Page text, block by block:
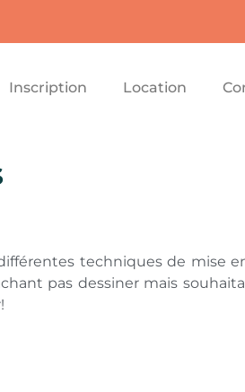
Inscription Location
techniques de mise
pas dessiner mais